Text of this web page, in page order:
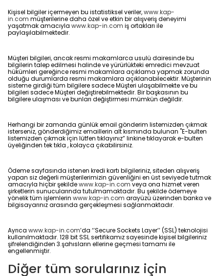
Kişisel bilgiler içermeyen bu istatistiksel veriler,www.kap-
in.com müşterilerine daha özel ve etkin bir alışveriş deneyimi
yaşatmak amacıyla www.kap-in.com iş ortakları ile
paylaşılabilmektedir.
Müşteri bilgileri, ancak resmi makamlarca usulü dairesinde bu
bilgilerin talep edilmesi halinde ve yürürlükteki emredici mevzuat
hükümleri gereğince resmi makamlara açıklama yapmak zorunda
olduğu durumlarda resmi makamlara açıklanabilecektir. Müşterinin
sisteme girdiği tüm bilgilere sadece Müşteri ulaşabilmekte ve bu
bilgileri sadece Müşteri değiştirebilmektedir. Bir başkasının bu
bilgilere ulaşması ve bunları değiştirmesi mümkün değildir.
Herhangi bir zamanda günlük email gönderim listemizden çıkmak
isterseniz, gönderdiğimiz emaillerin alt kısmında bulunan "E-bulten
listemizden çıkmak için lütfen tıklayınız” linkine tıklayarak e-bulten
üyeliğinden tek tıkla , kolayca çıkabilirsiniz.
Ödeme sayfasında istenen kredi kartı bilgileriniz, siteden alışveriş
yapan siz değerli müşterilerimizin güvenliğini en üst seviyede tutmak
amacıyla hiçbir şekildewww.kap-in.comveya ona hizmet veren
şirketlerin sunucularında tutulmamaktadır. Bu şekilde ödemeye
yönelik tüm işlemlerin www.kap-in.com arayüzü üzerinden banka ve
bilgisayarınız arasında gerçekleşmesi sağlanmaktadır.
Ayrıca www.kap-in.com’da ‘’Secure Sockets Layer’’ (SSL) teknolojisi
kullanılmaktadır. 128 bit SSL sertifikamız sayesinde kişisel bilgileriniz
şifrelendiğinden 3.şahısların ellerine geçmesi tamamı ile
engellenmiştir.
Diğer tüm sorularınız için